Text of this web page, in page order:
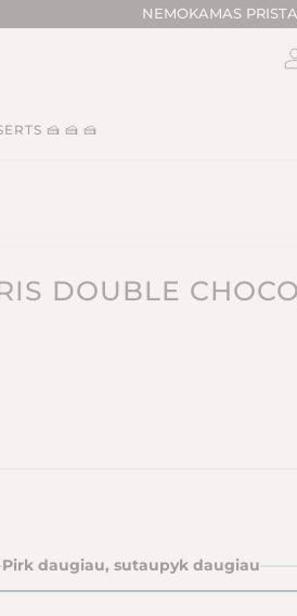
PRISTATYMAS NUO 25€ 🚚🚚🚚
🍰 🍰 🍰
DOUBLE
Pirk daugiau, sutaupyk daugiau